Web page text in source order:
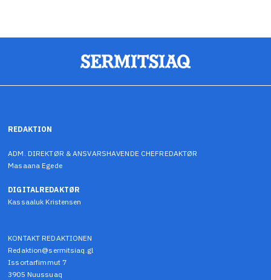
REDAKTION
ADM. DIREKTØR & ANSVARSHAVENDE CHEFREDAKTØR
Masaana Egede
DIGITALREDAKTØR
Kassaaluk Kristensen
KONTAKT REDAKTIONEN
Redaktion@sermitsiaq.gl
Issortarfimmut 7
3905 Nuussuaq